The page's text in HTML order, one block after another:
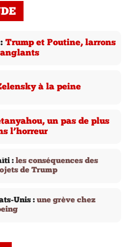
Trump et Poutine, larrons
à la peine
un pas de plus
l’horreur
: les conséquences des
de Trump
Unis : une grève chez